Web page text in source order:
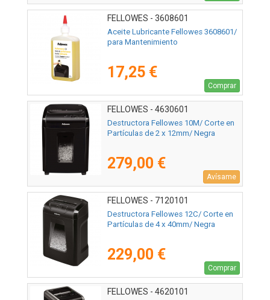
FELLOWES - 3608601
Aceite Lubricante Fellowes 3608601/
para Mantenimiento
17,25 €
Comprar
FELLOWES - 4630601
Destructora Fellowes 10M/ Corte en
Partículas de 2 x 12mm/ Negra
279,00 €
Avísame
FELLOWES - 7120101
Destructora Fellowes 12C/ Corte en
Partículas de 4 x 40mm/ Negra
229,00 €
Comprar
FELLOWES - 4620101